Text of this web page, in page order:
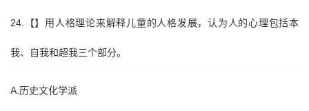
24.【】用人格理论来解释儿童的人格发展，认为人的心理包括本
我、自我和超我三个部分。
A.历史文化学派